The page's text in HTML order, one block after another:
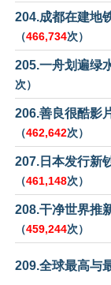
204.成都在建地
（466,734次）
205.一舟划遍绿
次）
206.善良很酷影
（462,642次）
207.日本发行新
（461,148次）
208.干净世界推
（459,244次）
209.全球最高与